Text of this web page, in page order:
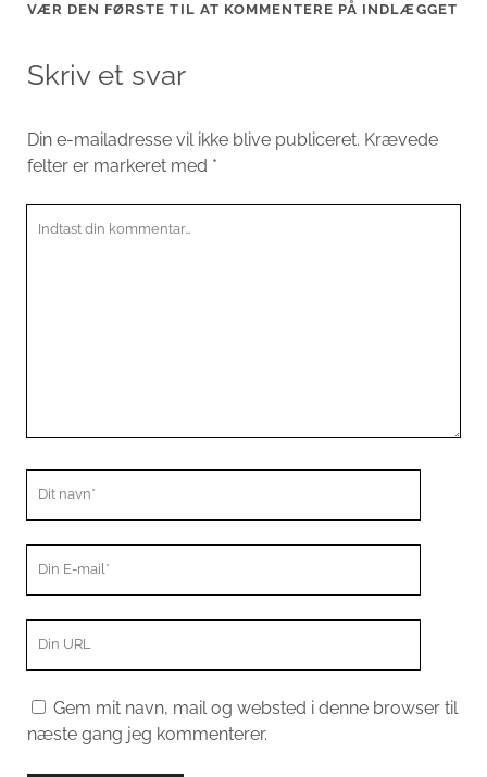
VÆR DEN FØRSTE TIL AT KOMMENTERE PÅ INDLÆGGET
Skriv et svar
Din e-mailadresse vil ikke blive publiceret. Krævede
felter er markeret med *
Gem mit navn, mail og websted i denne browser til
næste gang jeg kommenterer.